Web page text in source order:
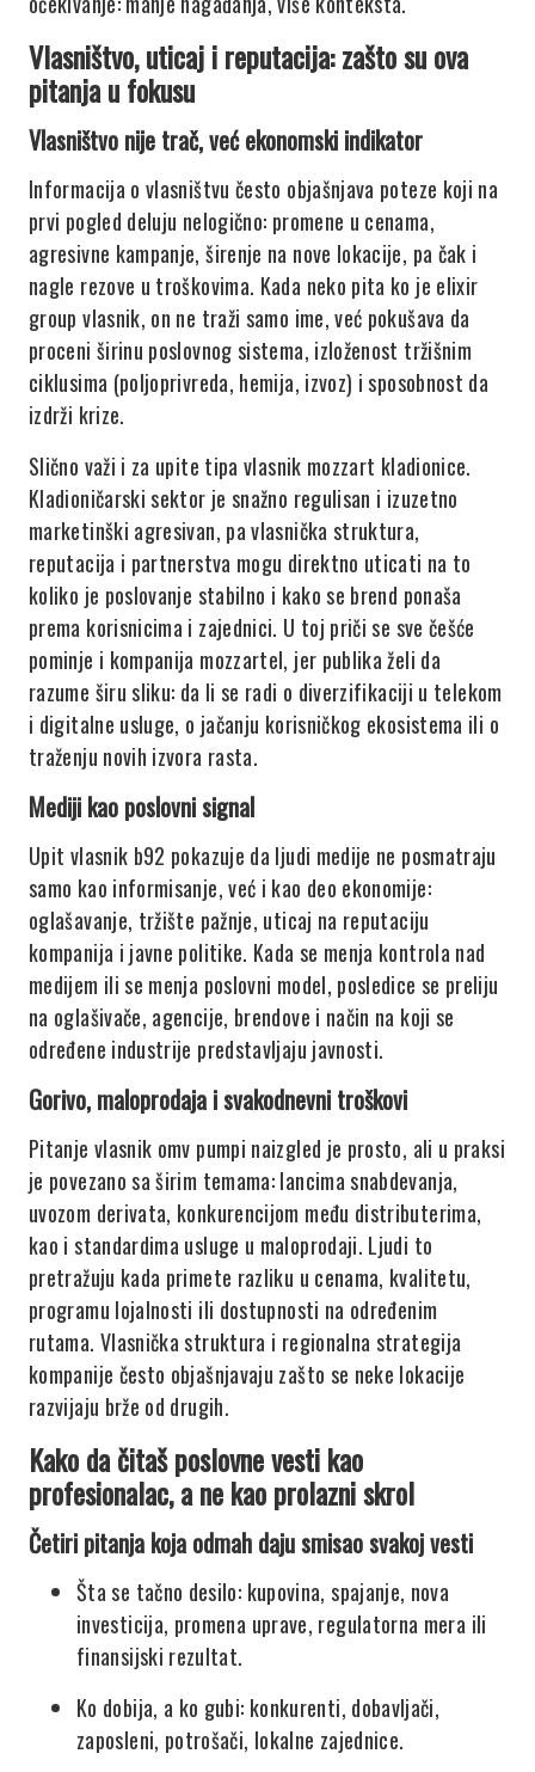
Vlasništvo, uticaj i reputacija: zašto su ova
pitanja u fokusu
Vlasništvo nije trač, već ekonomski indikator
Informacija o vlasništvu često objašnjava poteze koji na
prvi pogled deluju nelogično: promene u cenama,
agresivne kampanje, širenje na nove lokacije, pa čak i
nagle rezove u troškovima. Kada neko pita ko je elixir
group vlasnik, on ne traži samo ime, već pokušava da
proceni širinu poslovnog sistema, izloženost tržišnim
ciklusima (poljoprivreda, hemija, izvoz) i sposobnost da
izdrži krize.
Slično važi i za upite tipa vlasnik mozzart kladionice.
Kladioničarski sektor je snažno regulisan i izuzetno
marketinški agresivan, pa vlasnička struktura,
reputacija i partnerstva mogu direktno uticati na to
koliko je poslovanje stabilno i kako se brend ponaša
prema korisnicima i zajednici. U toj priči se sve češće
pominje i kompanija mozzartel, jer publika želi da
razume širu sliku: da li se radi o diverzifikaciji u telekom
i digitalne usluge, o jačanju korisničkog ekosistema ili o
traženju novih izvora rasta.
Mediji kao poslovni signal
Upit vlasnik b92 pokazuje da ljudi medije ne posmatraju
samo kao informisanje, već i kao deo ekonomije:
oglašavanje, tržište pažnje, uticaj na reputaciju
kompanija i javne politike. Kada se menja kontrola nad
medijem ili se menja poslovni model, posledice se preliju
na oglašivače, agencije, brendove i način na koji se
određene industrije predstavljaju javnosti.
Gorivo, maloprodaja i svakodnevni troškovi
Pitanje vlasnik omv pumpi naizgled je prosto, ali u praksi
je povezano sa širim temama: lancima snabdevanja,
uvozom derivata, konkurencijom među distributerima,
kao i standardima usluge u maloprodaji. Ljudi to
pretražuju kada primete razliku u cenama, kvalitetu,
programu lojalnosti ili dostupnosti na određenim
rutama. Vlasnička struktura i regionalna strategija
kompanije često objašnjavaju zašto se neke lokacije
razvijaju brže od drugih.
Kako da čitaš poslovne vesti kao
profesionalac, a ne kao prolazni skrol
Četiri pitanja koja odmah daju smisao svakoj vesti
Šta se tačno desilo: kupovina, spajanje, nova
investicija, promena uprave, regulatorna mera ili
finansijski rezultat.
Ko dobija, a ko gubi: konkurenti, dobavljači,
zaposleni, potrošači, lokalne zajednice.